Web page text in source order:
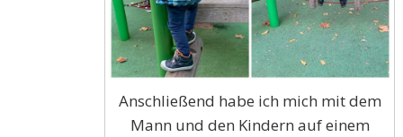
Anschließend habe ich mich mit dem
Mann und den Kindern auf einem